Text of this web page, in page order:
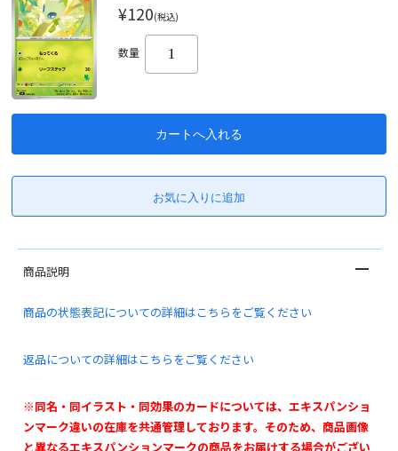
¥120(税込)
数量
商品説明
商品の状態表記についての詳細はこちらをご覧ください
返品についての詳細はこちらをご覧ください
※同名・同イラスト・同効果のカードについては、エキスパンショ
ンマーク違いの在庫を共通管理しております。そのため、商品画像
と異なるエキスパンションマークの商品をお届けする場合がござい